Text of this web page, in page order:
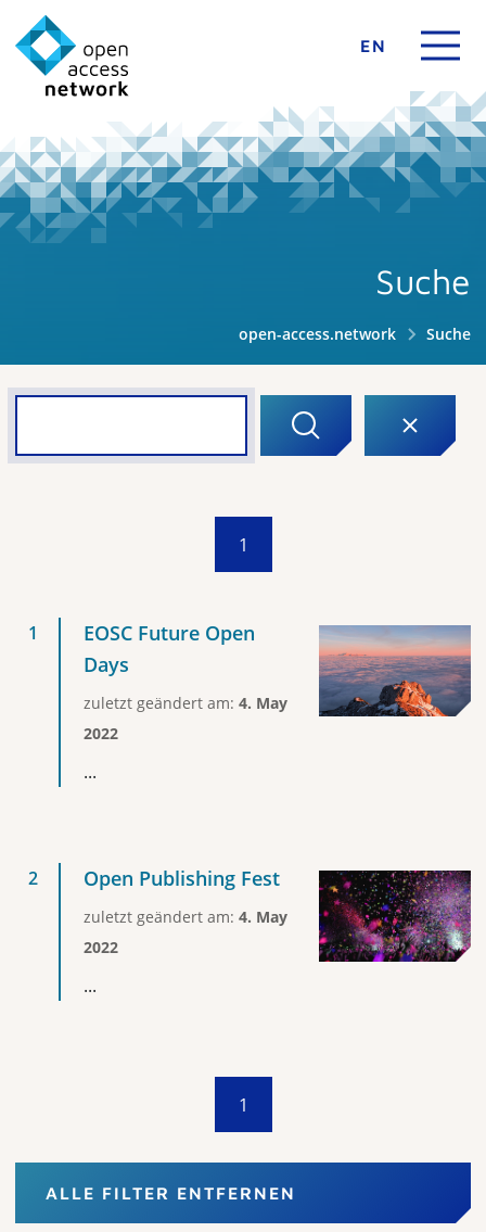
EN
Suche
open-access.network Suche
1
EOSC Future Open
Days
zuletzt geändert am: 4. May
2022
...
Open Publishing Fest
zuletzt geändert am: 4. May
2022
...
1
ALLE FILTER ENTFERNEN